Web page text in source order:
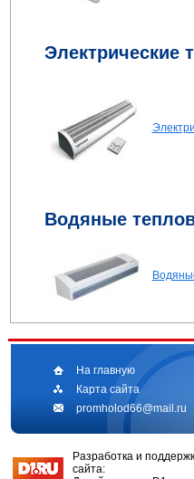
Электрические
Водяные
На главную
Карта сайта
promholod66@mail.ru
Разработка и
сайта: